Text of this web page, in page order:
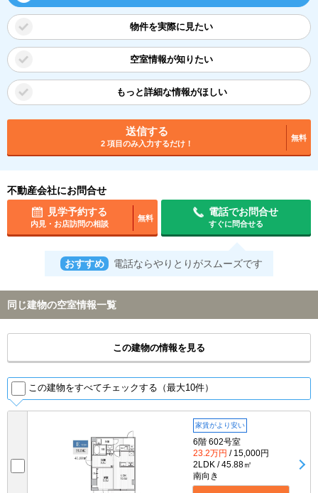
物件を実際に見たい
空室情報が知りたい
もっと詳細な情報がほしい
送信する
2 項目のみ入力するだけ！
無料
不動産会社にお問合せ
見学予約する
内見・お店訪問の相談
無料
電話でお問合せ
すぐに問合せる
おすすめ 電話ならやりとりがスムーズです
同じ建物の空室情報一覧
この建物の情報を見る
この建物をすべてチェックする（最大10件）
家賃がより安い
6階 602号室
23.2万円 / 15,000円
2LDK / 45.88㎡
南向き